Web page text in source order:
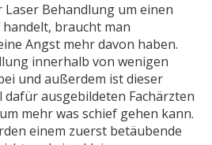
Laser Behandlung um einen
braucht man
Angst mehr davon haben.
innerhalb von wenigen
und außerdem ist dieser
dafür ausgebildeten Fachärzten
mehr was schief gehen kann.
einem zuerst betäubende